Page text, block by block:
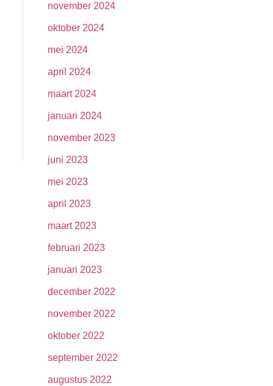
november 2024
oktober 2024
mei 2024
april 2024
maart 2024
januari 2024
november 2023
juni 2023
mei 2023
april 2023
maart 2023
februari 2023
januari 2023
december 2022
november 2022
oktober 2022
september 2022
augustus 2022